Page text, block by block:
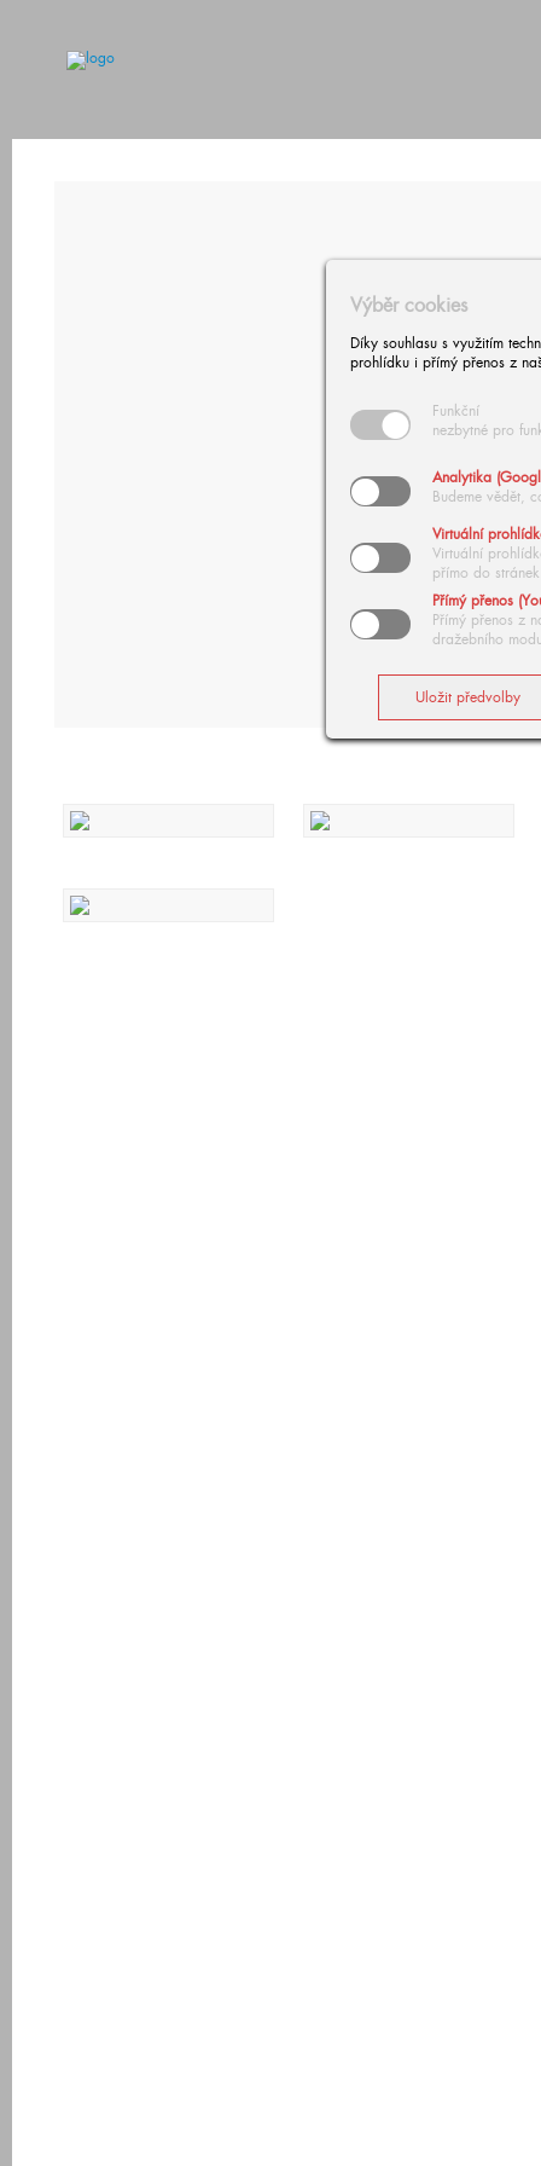
Výběr cookies
Díky souhlasu s využitím
prohlídku i přímý přenos z
Funkční
nezbytné pro
Analytika
Budeme vědět,
Virtuální
Virtuální
přímo do stránek
Přímý přenos
Přímý přenos z
dražebního